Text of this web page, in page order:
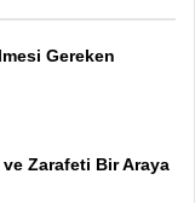
Gereken
Zarafeti Bir Araya